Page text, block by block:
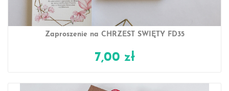
Zaproszenie na CHRZEST ŚWIĘTY FD35
7,00 zł